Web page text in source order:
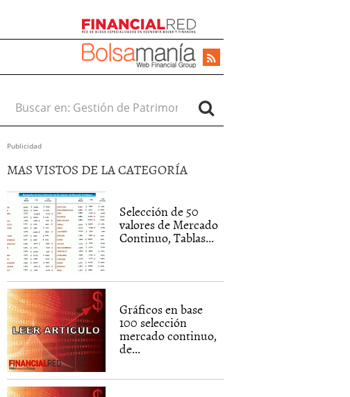
Buscar en:
Publicidad
MAS VISTOS DE LA CATEGORÍA
Selección de 50
valores de Mercado
Continuo, Tablas...
Gráficos en base
100 selección
mercado continuo,
de...